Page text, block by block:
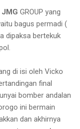
JMG GROUP yang
bagus permadi (
dipaksa bertekuk
di isi oleh Vicko
final
bomber andalan
ini bermain
dan akhirnya